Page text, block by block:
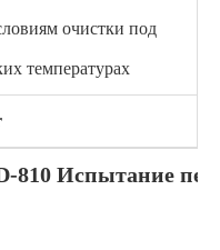
очистки под
температурах
810 Испытание